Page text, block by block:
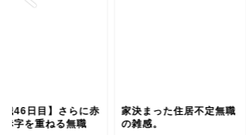
職46日目】さらに赤
赤字を重ねる無職
家決まった住居不定無職
の雑感。